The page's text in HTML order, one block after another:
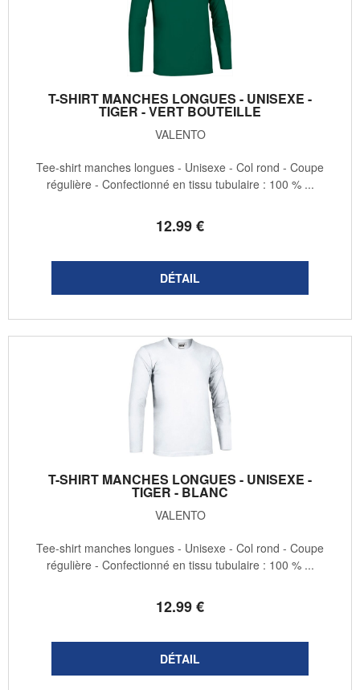
T-SHIRT MANCHES LONGUES - UNISEXE -
TIGER - VERT BOUTEILLE
VALENTO
12.99€
Tee-shirt manches longues - Unisexe - Col rond - Coupe
régulière - Confectionné en tissu tubulaire : 100 % ...
T-SHIRT MANCHES LONGUES - UNISEXE -
TIGER - BLANC
VALENTO
12.99€
Tee-shirt manches longues - Unisexe - Col rond - Coupe
régulière - Confectionné en tissu tubulaire : 100 % ...